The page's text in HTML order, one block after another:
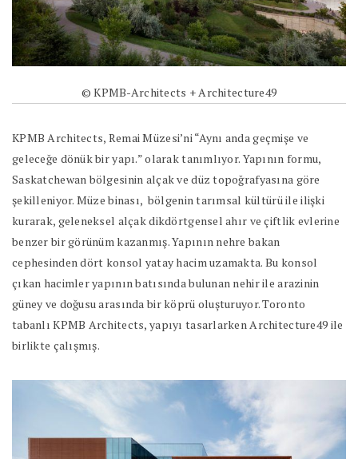
© KPMB-Architects + Architecture49
KPMB Architects, Remai Müzesi’ni “Aynı anda geçmişe ve
geleceğe dönük bir yapı.” olarak tanımlıyor. Yapının formu,
Saskatchewan bölgesinin alçak ve düz topoğrafyasına göre
şekilleniyor. Müze binası, bölgenin tarımsal kültürü ile ilişki
kurarak, geleneksel alçak dikdörtgensel ahır ve çiftlik evlerine
benzer bir görünüm kazanmış. Yapının nehre bakan
cephesinden dört konsol yatay hacim uzamakta. Bu konsol
çıkan hacimler yapının batısında bulunan nehir ile arazinin
güney ve doğusu arasında bir köprü oluşturuyor. Toronto
tabanlı KPMB Architects, yapıyı tasarlarken Architecture49 ile
birlikte çalışmış.